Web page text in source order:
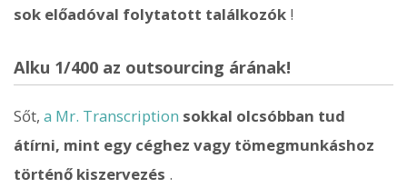
sok előadóval folytatott találkozók !
Alku 1/400 az outsourcing árának!
Sőt, a Mr. Transcription sokkal olcsóbban tud
átírni, mint egy céghez vagy tömegmunkáshoz
történő kiszervezés .